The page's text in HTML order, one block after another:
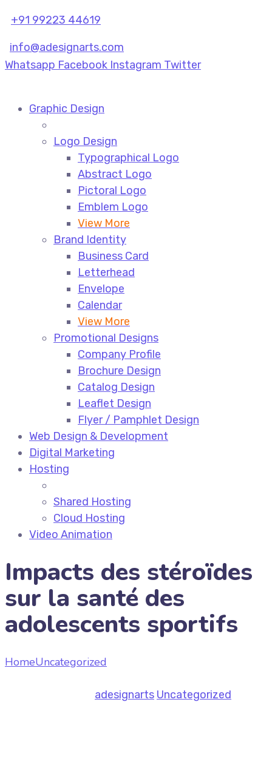
+91 99223 44619
info@adesignarts.com
Whatsapp Facebook Instagram Twitter
Graphic Design
Logo Design
Typographical Logo
Abstract Logo
Pictoral Logo
Emblem Logo
View More
Brand Identity
Business Card
Letterhead
Envelope
Calendar
View More
Promotional Designs
Company Profile
Brochure Design
Catalog Design
Leaflet Design
Flyer / Pamphlet Design
Web Design & Development
Digital Marketing
Hosting
Shared Hosting
Cloud Hosting
Video Animation
Impacts des stéroïdes
sur la santé des
adolescents sportifs
HomeUncategorized
adesignarts Uncategorized